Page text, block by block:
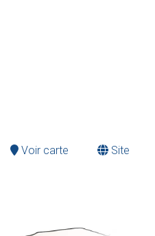
Voir carte
Site